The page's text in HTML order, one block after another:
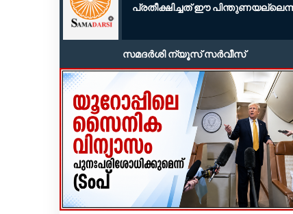
പ്രതീക്ഷിച്ചത് ഈ
സമദർശി ന്യൂസ് സർവീസ്